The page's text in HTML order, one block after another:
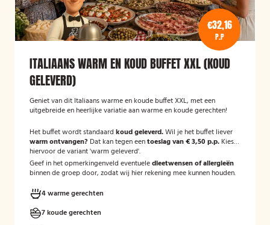
€32,16
P.P
ITALIAANS WARM EN KOUD BUFFET XXL (KOUD
GELEVERD)
Geniet van dit Italiaans warme en koude buffet XXL, met een
uitgebreide en heerlijke variatie aan warme en koude gerechten!
Het buffet wordt standaard koud geleverd.Wil je het buffet liever
warm ontvangen? Dat kan tegen eentoeslag van € 3,50 p.p. Kies
hiervoor de variant 'warm geleverd'.
Geef in het opmerkingenveld eventueledieetwensen of allergieën
binnen de groep door, zodat wij hier rekening mee kunnen houden.
4 warme gerechten
7 koude gerechten